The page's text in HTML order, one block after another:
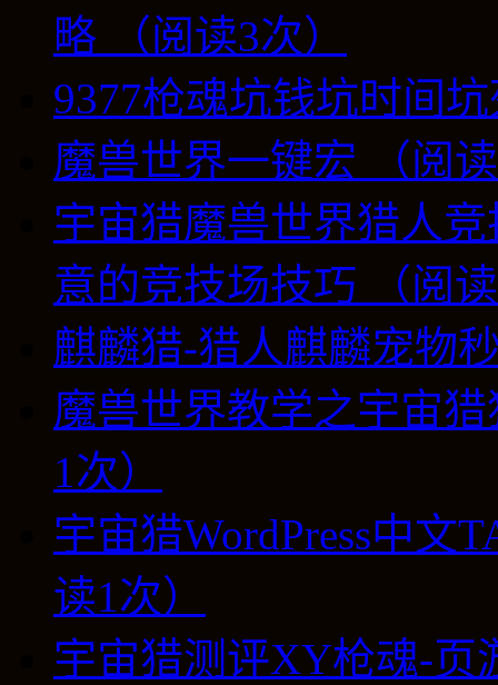
略 （阅读3次）
9377枪魂坑钱坑时间
魔兽世界一键宏 （阅
宇宙猎魔兽世界猎人
意的竞技场技巧 （阅
麒麟猎-猎人麒麟宠物
魔兽世界教学之宇宙
1次）
宇宙猎WordPress中文
读1次）
宇宙猎测评XY枪魂-页